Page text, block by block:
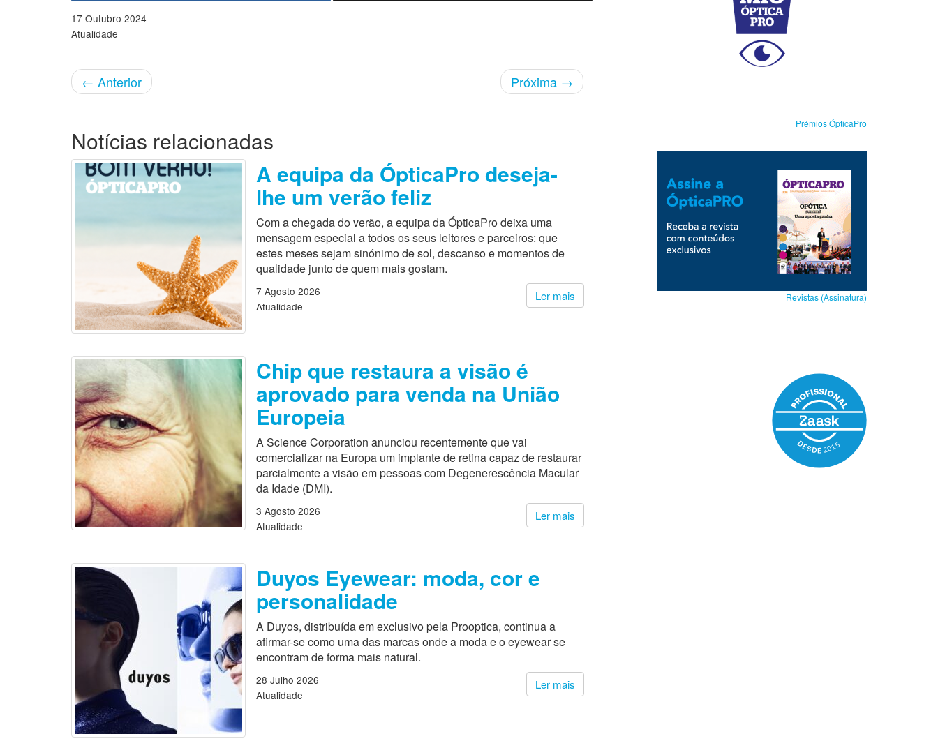
17 Outubro 2024
Atualidade
← Anterior Próxima →
Prémios ÓpticaPro
Revistas (Assinatura)
Notícias relacionadas
A equipa da ÓpticaPro deseja-
lhe um verão feliz
Com a chegada do verão, a equipa da ÓpticaPro deixa uma
mensagem especial a todos os seus leitores e parceiros: que
estes meses sejam sinónimo de sol, descanso e momentos de
qualidade junto de quem mais gostam.
Ler mais
7 Agosto 2026
Atualidade
Chip que restaura a visão é
aprovado para venda na União
Europeia
A Science Corporation anunciou recentemente que vai
comercializar na Europa um implante de retina capaz de restaurar
parcialmente a visão em pessoas com Degenerescência Macular
da Idade (DMI).
Ler mais
3 Agosto 2026
Atualidade
Duyos Eyewear: moda, cor e
personalidade
A Duyos, distribuída em exclusivo pela Prooptica, continua a
afirmar-se como uma das marcas onde a moda e o eyewear se
encontram de forma mais natural.
Ler mais
28 Julho 2026
Atualidade